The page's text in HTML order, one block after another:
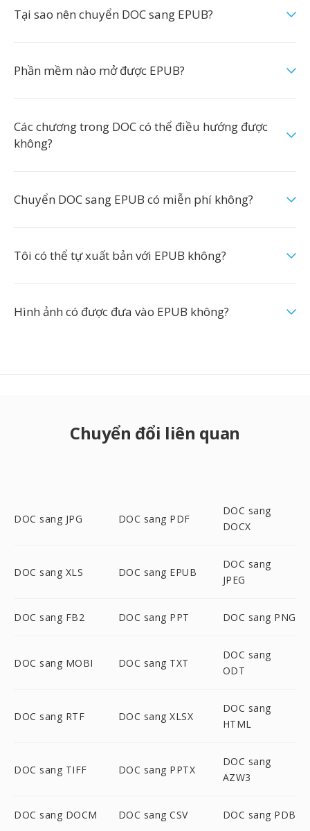
Tại sao nên chuyển DOC sang EPUB?
Phần mềm nào mở được EPUB?
Các chương trong DOC có thể điều hướng được
không?
Chuyển DOC sang EPUB có miễn phí không?
Tôi có thể tự xuất bản với EPUB không?
Hình ảnh có được đưa vào EPUB không?
Chuyển đổi liên quan
DOC sang JPG DOC sang PDF
DOC sang
DOCX
DOC sang XLS DOC sang EPUB
DOC sang
JPEG
DOC sang FB2 DOC sang PPT DOC sang PNG
DOC sang MOBI DOC sang TXT
DOC sang
ODT
DOC sang RTF DOC sang XLSX
DOC sang
HTML
DOC sang TIFF DOC sang PPTX
DOC sang
AZW3
DOC sang DOCM DOC sang CSV DOC sang PDB